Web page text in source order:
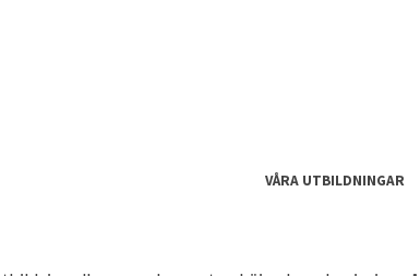
VÅRA UTBILDNINGAR